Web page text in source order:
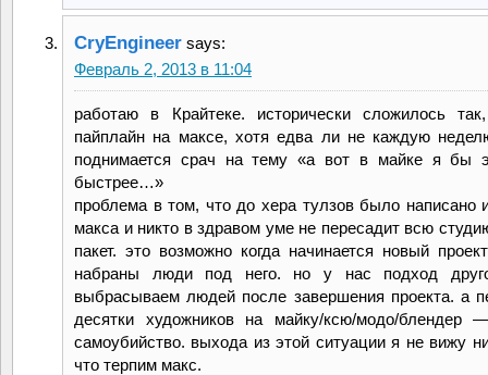
CryEngineer says:
Февраль 2, 2013 в 11:04
работаю в Крайтеке. исторически сложилось
пайплайн на максе, хотя едва ли не каждую
поднимается срач на тему «а вот в майке я бы
быстрее…»
проблема в том, что до хера тулзов было написано
макса и никто в здравом уме не пересадит всю
пакет. это возможно когда начинается новый
набраны люди под него. но у нас подход
выбрасываем людей после завершения проекта. а
десятки художников на майку/ксю/модо/блендер
самоубийство. выхода из этой ситуации я не вижу
что терпим макс.